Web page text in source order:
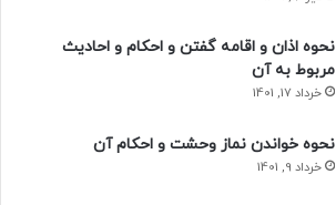
نحوه اذان و اقامه گفتن و احکام و احادیث
مربوط به آن
خرداد 17, 1401
نحوه خواندن نماز وحشت و احکام آن
خرداد 9, 1401